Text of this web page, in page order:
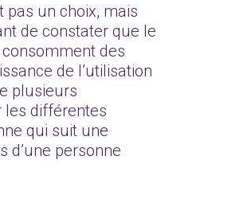
pas un choix, mais
de constater que le
des
de l’utilisation
plusieurs
les différentes
qui suit une
d’une personne